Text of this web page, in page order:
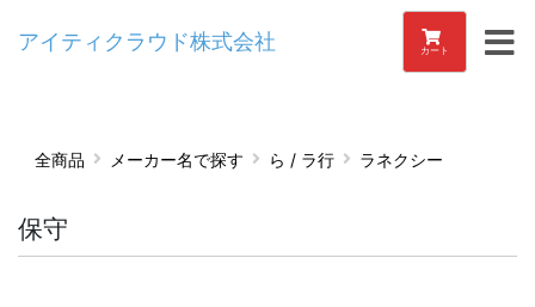
アイティクラウド株式会社 カート
全商品 メーカー名で探す ら / ラ行 ラネクシー
保守